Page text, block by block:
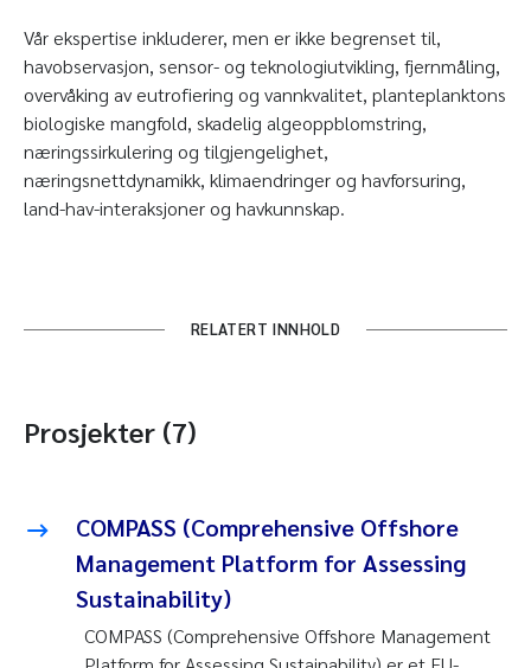
Vår ekspertise inkluderer, men er ikke begrenset til,
havobservasjon, sensor- og teknologiutvikling, fjernmåling,
overvåking av eutrofiering og vannkvalitet, planteplanktons
biologiske mangfold, skadelig algeoppblomstring,
næringssirkulering og tilgjengelighet,
næringsnettdynamikk, klimaendringer og havforsuring,
land-hav-interaksjoner og havkunnskap.
RELATERT INNHOLD
Prosjekter (7)
COMPASS (Comprehensive Offshore
Management Platform for Assessing
Sustainability)
COMPASS (Comprehensive Offshore Management